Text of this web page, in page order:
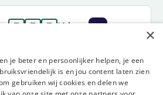
Lid van ×
je beter en persoonlijker helpen, je een
is en jou content laten zien
gebruiken wij cookies en delen we